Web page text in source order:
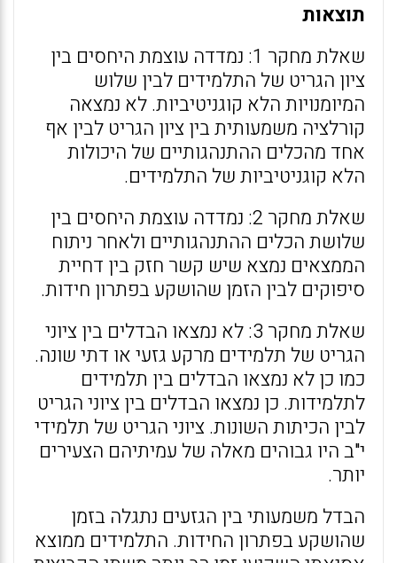
תוצאות
שאלת מחקר 1: נמדדה עוצמת היחסים בין
ציון הגריט של התלמידים לבין שלוש
המיומנויות הלא קוגניטיביות. לא נמצאה
קורלציה משמעותית בין ציון הגריט לבין אף
אחד מהכלים ההתנהגותיים של היכולות
הלא קוגניטיביות של התלמידים.
שאלת מחקר 2: נמדדה עוצמת היחסים בין
שלושת הכלים ההתנהגותיים ולאחר ניתוח
הממצאים נמצא שיש קשר חזק בין דחיית
סיפוקים לבין הזמן שהושקע בפתרון חידות.
שאלת מחקר 3: לא נמצאו הבדלים בין ציוני
הגריט של תלמידים מרקע גזעי או דתי שונה.
כמו כן לא נמצאו הבדלים בין תלמידים
לתלמידות. כן נמצאו הבדלים בין ציוני הגריט
לבין הכיתות השונות. ציוני הגריט של תלמידי
י"ב היו גבוהים מאלה של עמיתיהם הצעירים
יותר.
הבדל משמעותי בין הגזעים נתגלה בזמן
שהושקע בפתרון החידות. התלמידים ממוצא